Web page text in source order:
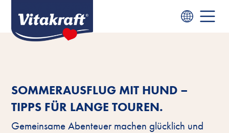
SOMMERAUSFLUG MIT HUND –
TIPPS FÜR LANGE TOUREN.
Gemeinsame Abenteuer machen glücklich und